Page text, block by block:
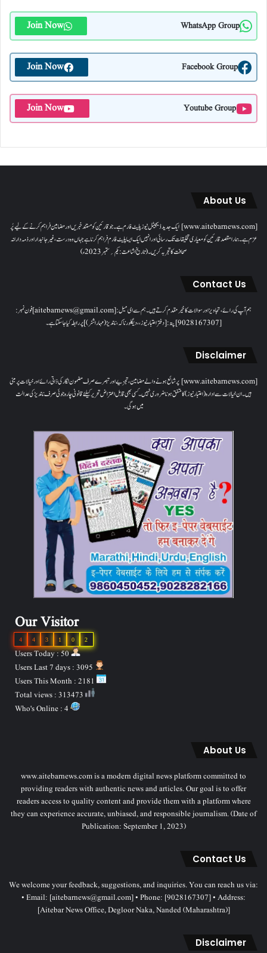
WhatsApp Group
Join Now
Facebook Group
Join Now
Youtube Group
Join Now
About Us
[www.aitebarnews.com] ایک جدید ڈیجیٹل نیوز پلیٹ فارم ہے۔ جو قارئین کو مستند خبریں اور مضامین فراہم کرنے کے لیے پُر
عزم ہے۔ ہمارا مقصدقارئین کو معیاری تخلیقات تک رسائی اور انہیں ایک ایسا پلیٹ فارم فراہم کرنا ہے جہاں وہ درست، غیر جانبدار اور ذمہ دارانہ
صحافت کا تجربہ کریں۔( تاریخ اشاعت : یکم؍ ستمبر 2023ء)
Contact Us
ہم آپ کی رائے، تجاویز اور سوالات کا خیرمقدم کرتے ہیں۔ ہم سےای میل: [aitebarnews@gmail.com]فون نمبر:
[9028167307]پتہ: [دفتر اعتبار نیوز، ، دیگلور ناکہ، ناندیڑ(مہاراشٹر) ] پر رابطہ کیا جاسکتا ہے۔
Disclaimer
[www.aitebarnews.com] پر شائع ہونے والے مضامین، تجزیے اور تبصرے صرف مضمون نگار کی ذاتی رائے اور خیالات پر مبنی
ہیں۔ ان خیالات سے ادارہ (اعتبار نیوز) کا متفق ہونا ضروری نہیں۔ کسی بھی قابل اعتراض تحریر کیلئے قانونی چارہ جوئی صرف ناندیڑ کی عدالت
میں ہوگی۔
Our Visitor
2
0
1
3
4
4
Users Today : 50
About Us
www.aitebarnews.com is a modern digital news platform committed to
providing readers with authentic news and articles. Our goal is to offer
readers access to quality content and provide them with a platform where
they can experience accurate, unbiased, and responsible journalism. (Date of
Publication: September 1, 2023)
Contact Us
We welcome your feedback, suggestions, and inquiries. You can reach us via:
• Email: [aitebarnews@gmail.com] • Phone: [9028167307] • Address:
[Aitebar News Office, Degloor Naka, Nanded (Maharashtra)]
Disclaimer